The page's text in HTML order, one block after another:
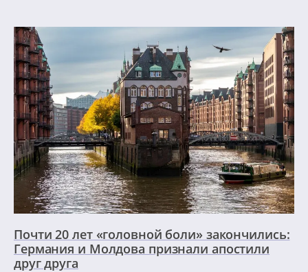
Почти 20 лет «головной боли» закончились:
Германия и Молдова признали апостили
друг друга